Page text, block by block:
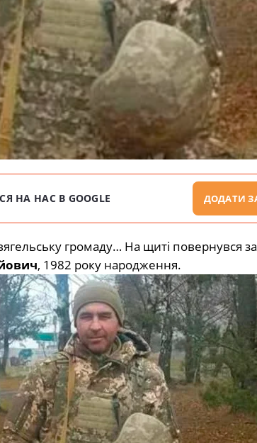
НА НАС В GOOGLE ДОДАТИ
громаду… На щиті повернувся
, 1982 року народження.